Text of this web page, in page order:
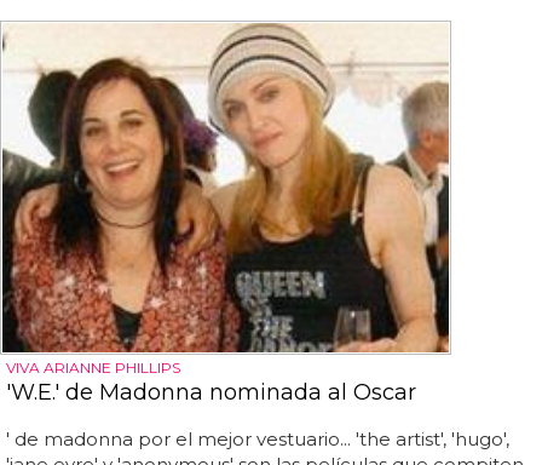
VIVA ARIANNE PHILLIPS
'W.E.' de Madonna nominada al Oscar
' de madonna por el mejor vestuario... 'the artist', 'hugo',